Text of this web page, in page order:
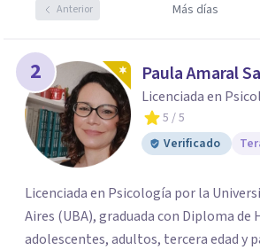
Anterior Más días
2 Paula Amaral
Licenciada en
5 / 5
Verificado
Licenciada en Psicología por la
Aires (UBA), graduada con Diploma de Honor.
adolescentes, adultos, tercera edad y